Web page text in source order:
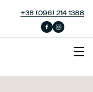
+38 (096) 214 1388